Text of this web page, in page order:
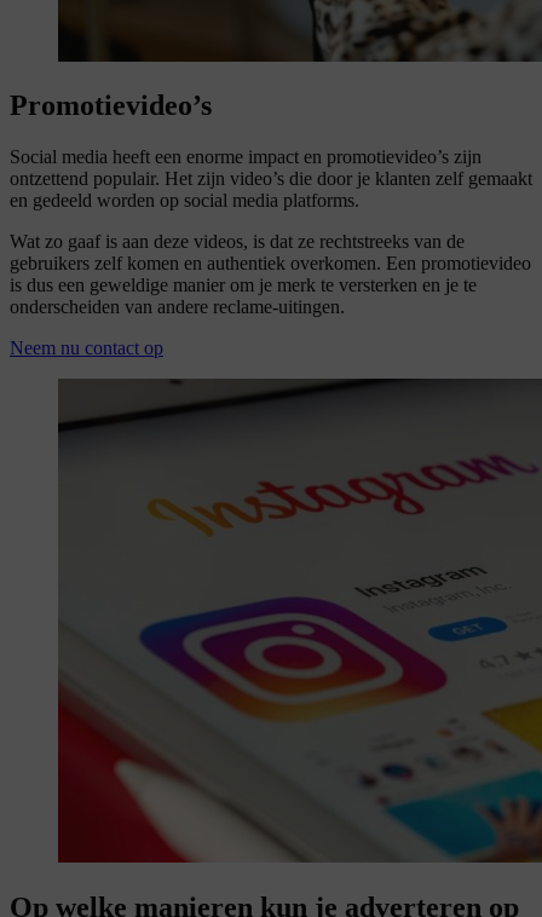
Promotievideo’s
Social media heeft een enorme impact en promotievideo’s zijn
ontzettend populair. Het zijn video’s die door je klanten zelf gemaakt
en gedeeld worden op social media platforms.
Wat zo gaaf is aan deze videos, is dat ze rechtstreeks van de
gebruikers zelf komen en authentiek overkomen. Een promotievideo
is dus een geweldige manier om je merk te versterken en je te
onderscheiden van andere reclame-uitingen.
Neem nu contact op
Op welke manieren kun je adverteren op